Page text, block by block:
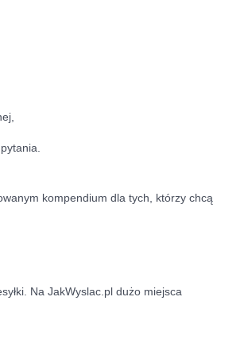
kompendium dla tych, którzy chcą
Na JakWyslac.pl dużo miejsca